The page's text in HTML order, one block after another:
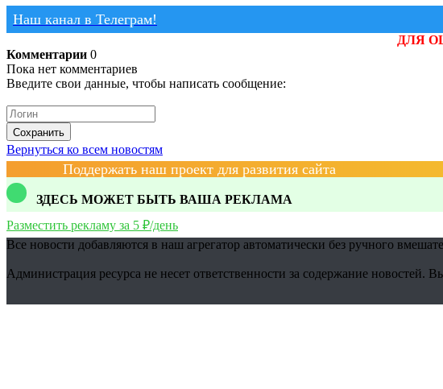
Наш канал в Телеграм!
ДЛЯ
Комментарии 0
Пока нет комментариев
Введите свои данные, чтобы написать сообщение:
Сохранить
Вернуться ко всем новостям
Поддержать наш проект для развития сайта
ЗДЕСЬ МОЖЕТ БЫТЬ ВАША РЕКЛАМА
Разместить рекламу за 5 ₽/день
Все новости добавляются в наш агрегатор автоматически без ручного
Администрация ресурса не несет ответственности за содержание новостей.